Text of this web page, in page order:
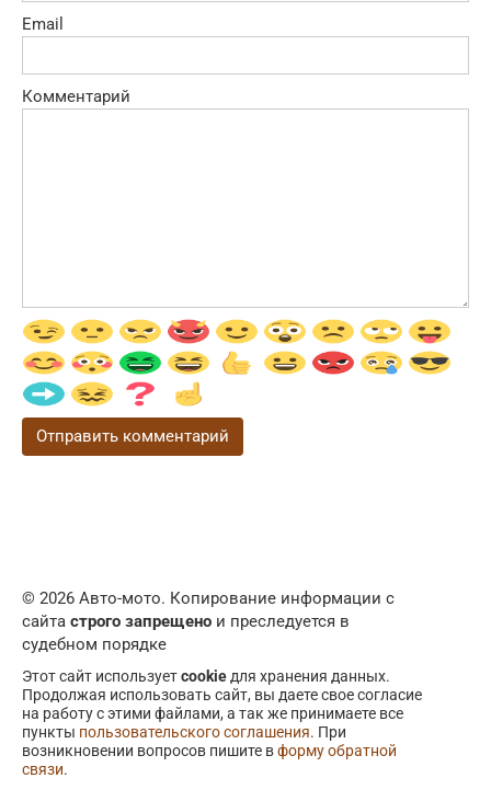
Email
Комментарий
© 2026 Авто-мото. Копирование информации с
сайта строго запрещено и преследуется в
судебном порядке
Этот сайт используетcookie для хранения данных.
Продолжая использовать сайт, вы даете свое согласие
на работу с этими файлами, а так же принимаете все
пункты пользовательского соглашения. При
возникновении вопросов пишите вформу обратной
связи.